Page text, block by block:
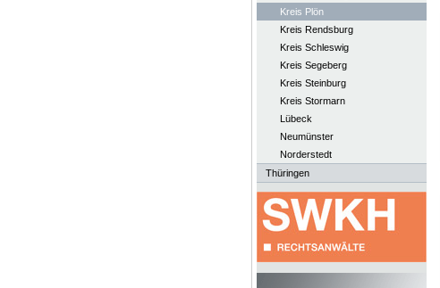
Kreis Plön
Kreis Rendsburg
Kreis Schleswig
Kreis Segeberg
Kreis Steinburg
Kreis Stormarn
Lübeck
Neumünster
Norderstedt
Thüringen